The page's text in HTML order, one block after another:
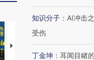
【推广】走进第四届链博
会，让数智科技“链”接产
知识分子 ： AI冲击
受伤
丁金坤 ： 耳闻目睹